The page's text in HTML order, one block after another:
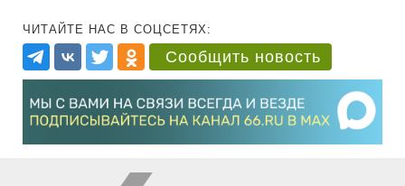
ЧИТАЙТЕ НАС В СОЦСЕТЯХ:
Сообщить новость